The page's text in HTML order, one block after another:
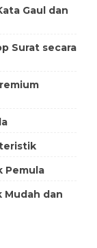
Gaul dan
Surat secara
Pemula
Mudah dan